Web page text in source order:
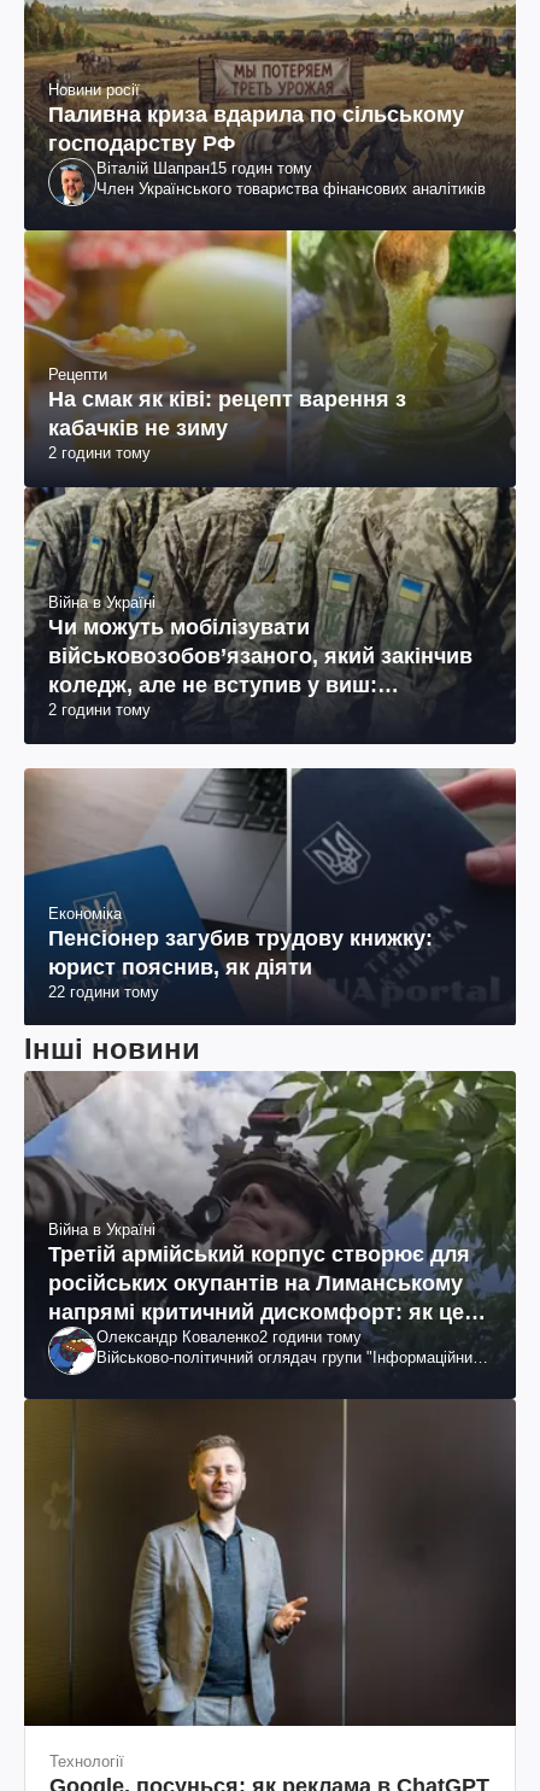
Новини росії
Паливна криза вдарила по сільському
господарству РФ
Віталій Шапран15 годин тому
Член Українського товариства фінансових аналітиків
Рецепти
На смак як ківі: рецепт варення з
кабачків не зиму
2 години тому
Війна в Україні
Чи можуть мобілізувати
військовозобов’язаного, який закінчив
коледж, але не вступив у виш:
пояснення юриста
2 години тому
Економіка
Пенсіонер загубив трудову книжку:
юрист пояснив, як діяти
22 години тому
Інші новини
Війна в Україні
Третій армійський корпус створює для
російських окупантів на Лиманському
напрямі критичний дискомфорт: як це
вдалосяОлександр Коваленко2 години тому
Військово-політичний оглядач групи "Інформаційний
Технології
Google, посунься: як реклама в ChatGPT